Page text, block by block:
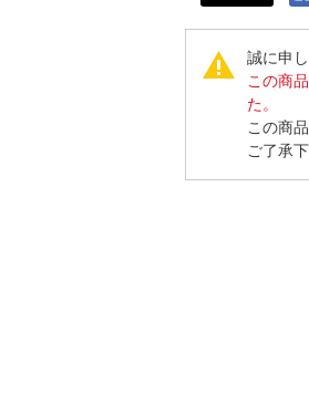
誠に申
この商
た。
この商
ご了承下